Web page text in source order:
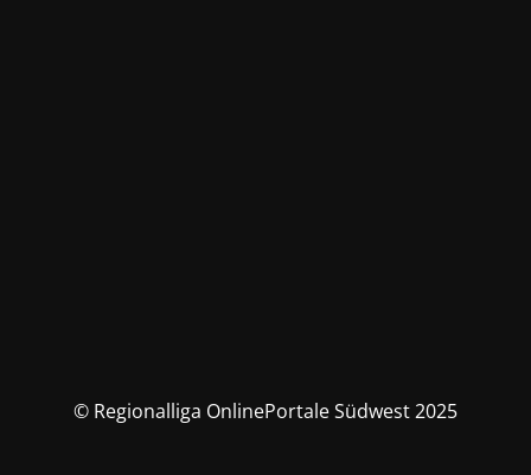
© Regionalliga OnlinePortale Südwest 2025